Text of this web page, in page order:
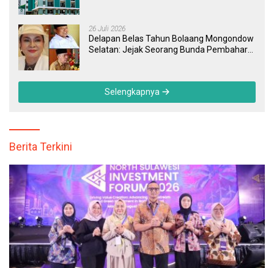
26 Juli 2026
Delapan Belas Tahun Bolaang Mongondow
Selatan: Jejak Seorang Bunda Pembaharu
Selengkapnya
Berita Terkini